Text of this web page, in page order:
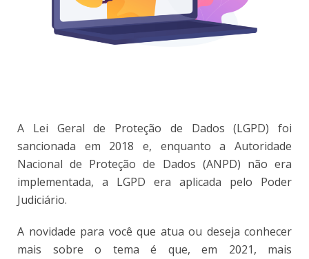
A Lei Geral de Proteção de Dados (LGPD) foi
sancionada em 2018 e, enquanto a Autoridade
Nacional de Proteção de Dados (ANPD) não era
implementada, a LGPD era aplicada pelo Poder
Judiciário.
A novidade para você que atua ou deseja conhecer
mais sobre o tema é que, em 2021, mais